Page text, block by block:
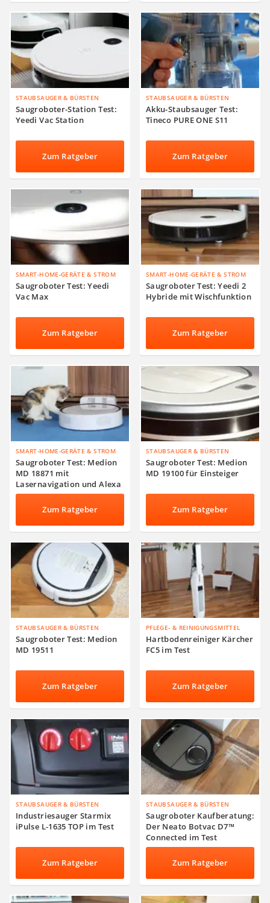
STAUBSAUGER & BÜRSTEN
Saugroboter-Station Test:
Yeedi Vac Station
Zum Ratgeber
STAUBSAUGER & BÜRSTEN
Akku-Staubsauger Test:
Tineco PURE ONE S11
Zum Ratgeber
SMART-HOME-GERÄTE & STROM
Saugroboter Test: Yeedi
Vac Max
Zum Ratgeber
SMART-HOME-GERÄTE & STROM
Saugroboter Test: Yeedi 2
Hybride mit Wischfunktion
Zum Ratgeber
SMART-HOME-GERÄTE & STROM
Saugroboter Test: Medion
MD 18871 mit
Lasernavigation und Alexa
Zum Ratgeber
STAUBSAUGER & BÜRSTEN
Saugroboter Test: Medion
MD 19100 für Einsteiger
Zum Ratgeber
STAUBSAUGER & BÜRSTEN
Saugroboter Test: Medion
MD 19511
Zum Ratgeber
PFLEGE- & REINIGUNGSMITTEL
Hartbodenreiniger Kärcher
FC5 im Test
Zum Ratgeber
STAUBSAUGER & BÜRSTEN
Industriesauger Starmix
iPulse L-1635 TOP im Test
Zum Ratgeber
STAUBSAUGER & BÜRSTEN
Saugroboter Kaufberatung:
Der Neato Botvac D7™
Connected im Test
Zum Ratgeber